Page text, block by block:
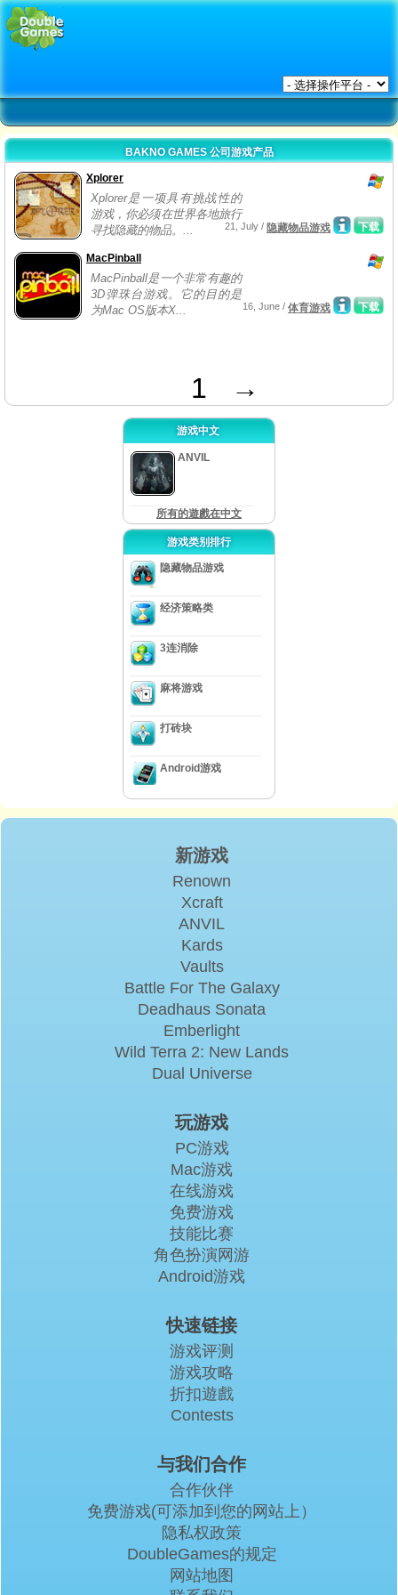
BAKNO GAMES 公司游戏产品
Xplorer
Xplorer是一项具有挑战性的
游戏，你必须在世界各地旅行
寻找隐藏的物品。...
下载
21, July / 隐藏物品游戏
MacPinball
MacPinball是一个非常有趣的
3D弹珠台游戏。它的目的是
为Mac OS版本X...
下载
16, June / 体育游戏
1 →
游戏中文
ANVIL
所有的遊戲在中文
游戏类别排行
隐藏物品游戏
经济策略类
3连消除
麻将游戏
打砖块
Android游戏
新游戏
Renown
Xcraft
ANVIL
Kards
Vaults
Battle For The Galaxy
Deadhaus Sonata
Emberlight
Wild Terra 2: New Lands
Dual Universe
玩游戏
PC游戏
Mac游戏
在线游戏
免费游戏
技能比赛
角色扮演网游
Android游戏
快速链接
游戏评测
游戏攻略
折扣遊戲
Contests
与我们合作
合作伙伴
免费游戏(可添加到您的网站上）
隐私权政策
DoubleGames的规定
网站地图